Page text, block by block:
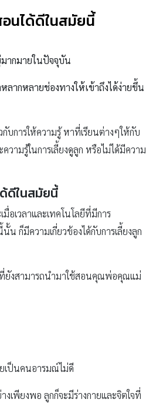
นได้ดีในสมัยนี้
ากมายในปัจจุบัน
ากหลายช่องทางให้เข้าถึงได้ง่ายขึ้น
บการให้ความรู้ หาที่เรียนต่างๆให้กับ
ามรู้ในการเลี้ยงดูลูก หรือไม่ได้มีความ
ดีในสมัยนี้
อเวลาและเทคโนโลยีที่มีการ
ก็มีความเกี่ยวข้องได้กับการเลี้ยงลูก
ยังสามารถนำมาใช้สอนคุณพ่อคุณแม่
ยเป็นคนอารมณ์ไม่ดี
งเพียงพอ ลูกก็จะมีร่างกายและจิตใจที่